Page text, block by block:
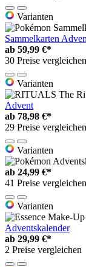
Varianten
Sammelkarten
ab 59,99 €*
30 Preise vergleichen
Varianten
Advent
ab 78,98 €*
29 Preise vergleichen
Varianten
ab 24,99 €*
41 Preise vergleichen
Varianten
Adventskalender
ab 29,99 €*
2 Preise vergleichen